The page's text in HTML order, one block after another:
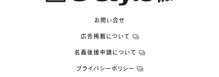
お問い合せ
広告掲載について
名義後援申請について
プライバシーポリシー